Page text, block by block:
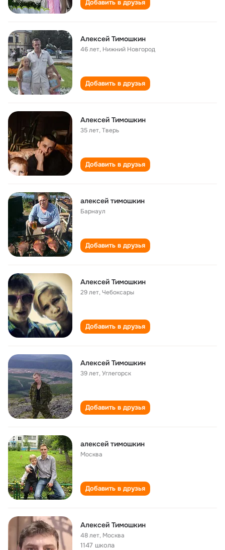
Добавить в друзья
Алексей Тимошкин
46 лет, Нижний Новгород
Добавить в друзья
Алексей Тимошкин
35 лет,Тверь
Добавить в друзья
алексей тимошкин
Барнаул
Добавить в друзья
Алексей Тимошкин
29 лет,Чебоксары
Добавить в друзья
Алексей Тимошкин
39 лет,Углегорск
Добавить в друзья
алексей тимошкин
Москва
Добавить в друзья
Алексей Тимошкин
48 лет, Москва
1147 школа